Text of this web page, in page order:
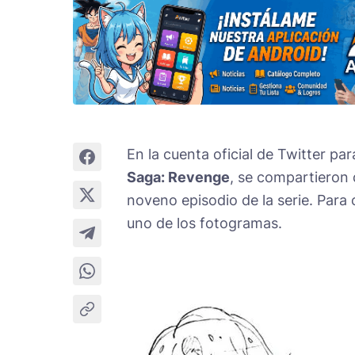
En la cuenta oficial de Twitter
Saga: Revenge, se compartieron
noveno episodio de la serie.
uno de los fotogramas.